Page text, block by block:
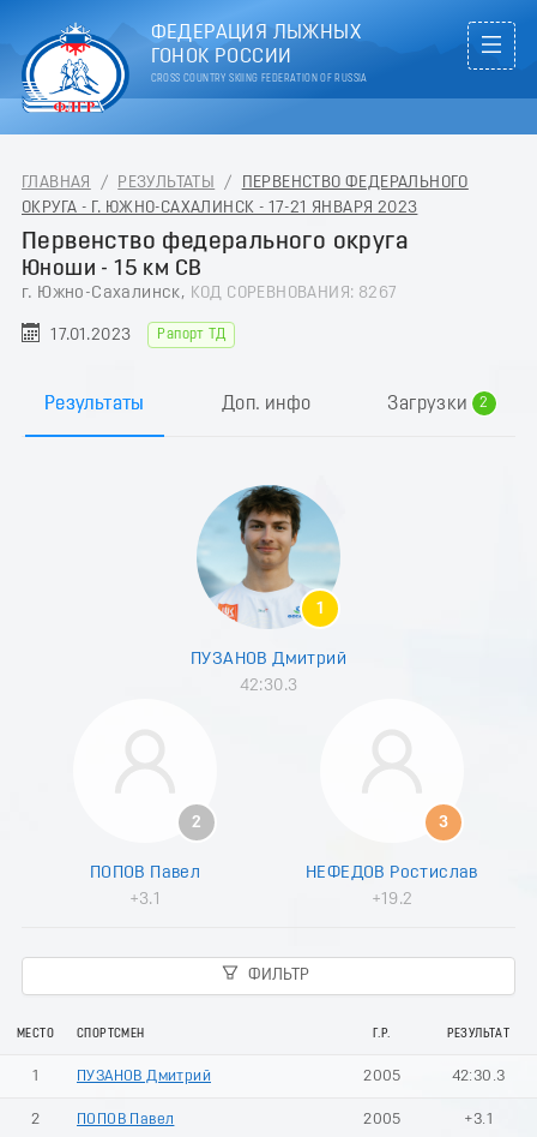
ФЕДЕРАЦИЯ ЛЫЖНЫХ
ГОНОК РОССИИ
CROSS COUNTRY SKIING FEDERATION OF RUSSIA
ГЛАВНАЯ / РЕЗУЛЬТАТЫ /
ПЕРВЕНСТВО ФЕДЕРАЛЬНОГО
ОКРУГА - Г. ЮЖНО-САХАЛИНСК - 17-21 ЯНВАРЯ 2023
Первенство федерального округа
Юноши - 15 км СВ
г. Южно-Сахалинск, КОД СОРЕВНОВАНИЯ: 8267
17.01.2023 Рапорт ТД
Результаты Доп. инфо Загрузки
2
5
8
1
ПУЗАНОВ Дмитрий
42:30.3
2
ПОПОВ Павел
+3.1
3
НЕФЕДОВ Ростислав
+19.2
ФИЛЬТР
МЕСТО СПОРТСМЕН Г.Р. РЕЗУЛЬТАТ
1 ПУЗАНОВ Дмитрий 2005 42:30.3
2 ПОПОВ Павел 2005 +3.1